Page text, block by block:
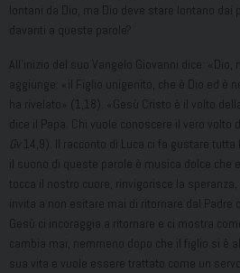
lontani da Dio, ma Dio deve stare lontano dai
davanti a queste parole?
All’inizio del suo Vangelo Giovanni dice:
aggiunge: «il Figlio unigenito, che è Dio ed è
ha rivelato» (1,18). «Gesù Cristo è il volto
dice il Papa. Chi vuole conoscere il vero volto
Gv
14,9). Il racconto di Luca ci fa gustare
il suono di queste parole è musica dolce che
tocca il nostro cuore, rinvigorisce la
invita a non esitare mai di ritornare dal Padre
Gesù ci incoraggia a ritornare e ci mostra
cambia mai, nemmeno dopo che il figlio si è
sua vita e vuole essere trattato come un